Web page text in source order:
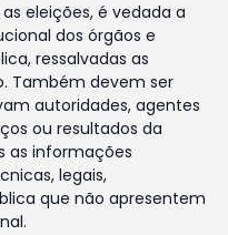
eleições, é vedada a
dos órgãos e
ressalvadas as
Também devem ser
autoridades, agentes
ou resultados da
as informações
legais,
que não apresentem